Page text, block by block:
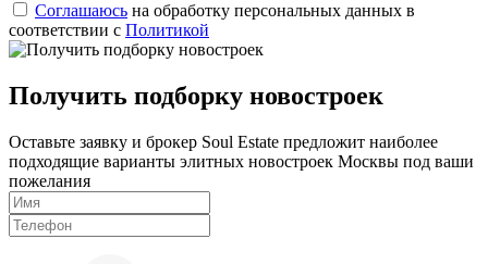
Соглашаюсь на обработку персональных данных в
соответствии с Политикой
Получить подборку новостроек
Оставьте заявку и брокер Soul Estate предложит наиболее
подходящие варианты элитных новостроек Москвы под ваши
пожелания